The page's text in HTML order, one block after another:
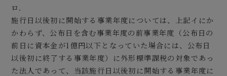
ロ．
施行日以後初に開始する事業年度については、上記イにか
かわらず、公布日を含む事業年度の前事業年度（公布日の
前日に資本金が1億円以下となっていた場合には、公布日
以後初に終了する事業年度）に外形標準課税の対象であっ
た法人であって、当該施行日以後初に開始する事業年度に